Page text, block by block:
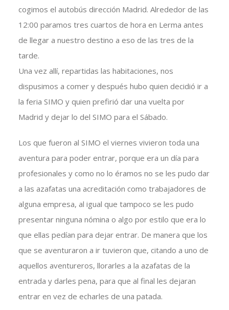
cogimos el autobús dirección Madrid. Alrededor de las
12:00 paramos tres cuartos de hora en Lerma antes
de llegar a nuestro destino a eso de las tres de la
tarde.
Una vez allí, repartidas las habitaciones, nos
dispusimos a comer y después hubo quien decidió ir a
la feria SIMO y quien prefirió dar una vuelta por
Madrid y dejar lo del SIMO para el Sábado.
Los que fueron al SIMO el viernes vivieron toda una
aventura para poder entrar, porque era un día para
profesionales y como no lo éramos no se les pudo dar
a las azafatas una acreditación como trabajadores de
alguna empresa, al igual que tampoco se les pudo
presentar ninguna nómina o algo por estilo que era lo
que ellas pedían para dejar entrar. De manera que los
que se aventuraron a ir tuvieron que, citando a uno de
aquellos aventureros, llorarles a la azafatas de la
entrada y darles pena, para que al final les dejaran
entrar en vez de echarles de una patada.